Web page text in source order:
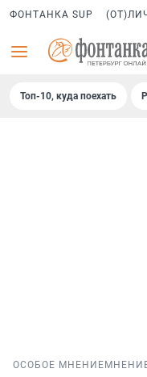
ФОНТАНКА SUP
Топ-10, куда поехать
ОСОБОЕ МНЕНИЕ